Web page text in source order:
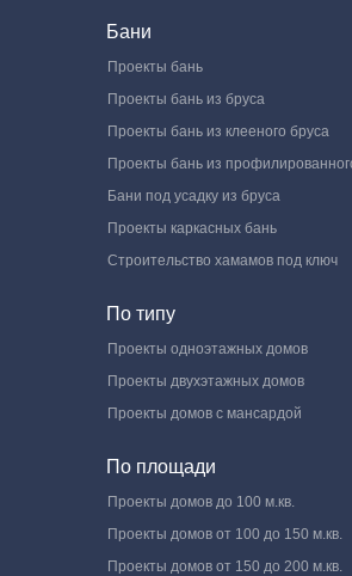
Бани
Проекты бань
Проекты бань из бруса
Проекты бань из клееного бруса
Проекты бань из
Бани под усадку из бруса
Проекты каркасных бань
Строительство хамамов под ключ
По типу
Проекты одноэтажных домов
Проекты двухэтажных домов
Проекты домов с мансардой
По площади
Проекты домов до 100 м.кв.
Проекты домов от 100 до 150 м.кв.
Проекты домов от 150 до 200 м.кв.